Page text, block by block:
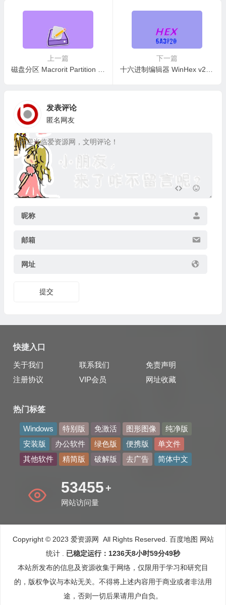
上一篇
下一篇
发表评论
匿名网友
昵称
邮箱
网址
提交
快捷入口
关于我们 联系我们
免责声明
注册协议
VIP会员 网址收藏
热门标签
Windows 特别版 免激活 图形图像
纯净版
安装版
办公软件 绿色版 便携版
单文件
其他软件
精简版 破解版 去广告 简体中文
66650 +
网站访问量
Copyright © 2023 爱资源网 All Rights Reserved. 百度地图 网站
统计
已稳定运行：1236天8小时59分50秒
本站所发布的信息及资源收集于网络，仅限用于学习和研究目
的，版权争议与本站无关。不得将上述内容用于商业或者非法用
途，否则一切后果请用户自负。